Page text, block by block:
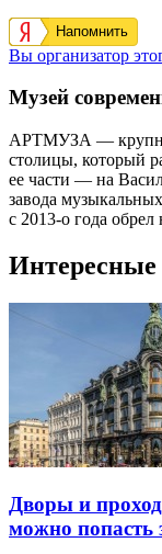
Напомнить
Вы организатор
Музей
АРТМУЗА —
столицы, который
ее части — на
завода
с 2013-о года
Интересные
Дворы и
можно попасть